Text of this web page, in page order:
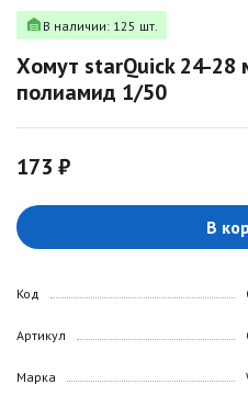
В наличии: 125 шт.
Хомут starQuick 24-28
полиамид 1/50
173 ₽
В
Код
Артикул
Марка